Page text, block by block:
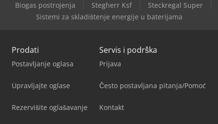
Biogas postrojenja
Stegherr Ksf
Steckregal Super
Sistemi za skladištenje energije u baterijama
Prodati
Postavljanje oglasa
Upravljajte oglase
Rezervišite oglašavanje
Servis i podrška
Prijava
Često postavljana pitanja/Pomoć
Kontakt